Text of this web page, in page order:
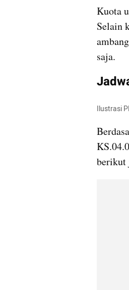
Kuota
Selain
saja.
Ilustrasi
berikut